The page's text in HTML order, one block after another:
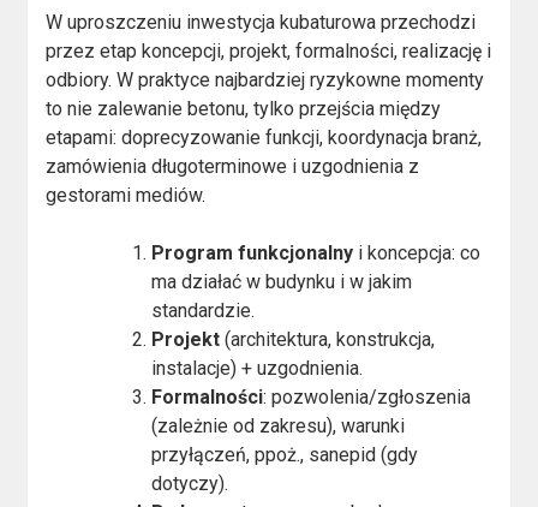
W uproszczeniu inwestycja kubaturowa przechodzi
przez etap koncepcji, projekt, formalności, realizację i
odbiory. W praktyce najbardziej ryzykowne momenty
to nie zalewanie betonu, tylko przejścia między
etapami: doprecyzowanie funkcji, koordynacja branż,
zamówienia długoterminowe i uzgodnienia z
gestorami mediów.
Program funkcjonalny i koncepcja: co
ma działać w budynku i w jakim
standardzie.
Projekt (architektura, konstrukcja,
instalacje) + uzgodnienia.
Formalności: pozwolenia/zgłoszenia
(zależnie od zakresu), warunki
przyłączeń, ppoż., sanepid (gdy
dotyczy).